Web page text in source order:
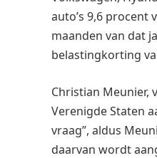
auto’s 9,6 procent
maanden van dat
belastingkorting
Christian Meunier,
Verenigde Staten
vraag”, aldus
daarvan wordt